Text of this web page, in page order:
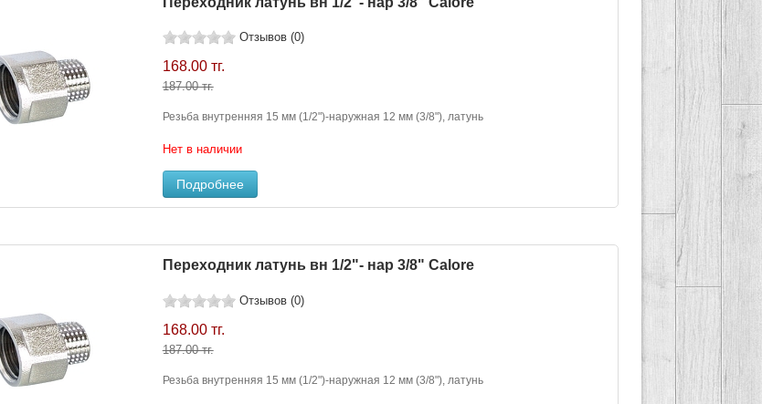
Отзывов (0)
168.00 тг.
187.00 тг.
Резьба внутренняя 15 мм (1/2")-наружная 12 мм (3/8"), латунь
Нет в наличии
Подробнее
Переходник латунь вн 1/2"- нар 3/8" Calore
Отзывов (0)
168.00 тг.
187.00 тг.
Резьба внутренняя 15 мм (1/2")-наружная 12 мм (3/8"), латунь